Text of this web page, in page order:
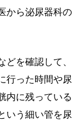
から泌尿器科の
を確認して、
行った時間や尿
内に残っている
いう細い管を尿